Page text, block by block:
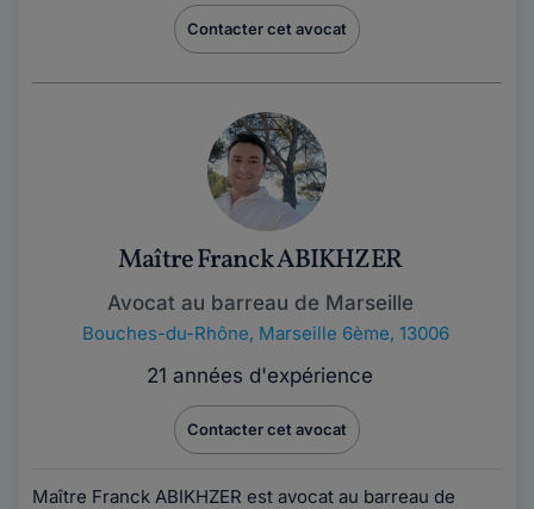
Contacter cet avocat
Maître Franck ABIKHZER
Avocat au barreau de Marseille
Bouches-du-Rhône, Marseille 6ème, 13006
21 années d'expérience
Contacter cet avocat
Maître Franck ABIKHZER est avocat au barreau de